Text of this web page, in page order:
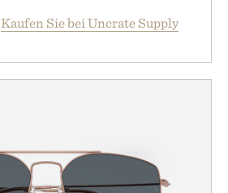
Kaufen Sie bei Uncrate Supply